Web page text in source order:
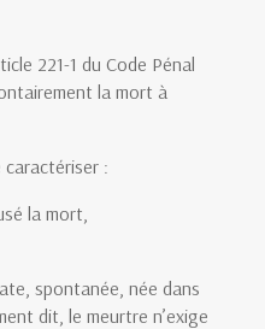
221-1 du Code Pénal
la mort à
:
la mort,
spontanée, née dans
dit, le meurtre n’exige